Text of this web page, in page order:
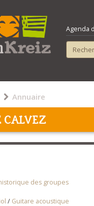
Agenda
Annuaire
CALVEZ
des groupes
/ Guitare acoustique